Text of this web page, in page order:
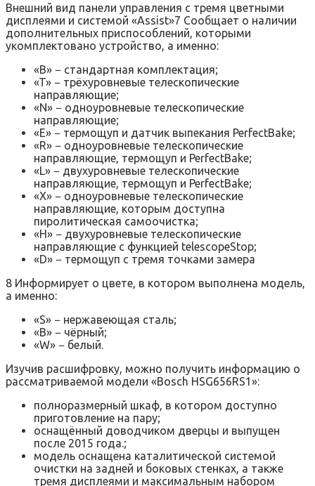
Внешний вид панели управления с тремя цветными
дисплеями и системой «Assist»7 Сообщает о наличии
дополнительных приспособлений, которыми
укомплектовано устройство, а именно:
«B» − стандартная комплектация;
«T» − трёхуровневые телескопические
направляющие;
«N» − одноуровневые телескопические
направляющие;
«E» − термощуп и датчик выпекания PerfectBake;
«R» − одноуровневые телескопические
направляющие, термощуп и PerfectBake;
«L» − двухуровневые телескопические
направляющие, термощуп и PerfectBake;
«X» − одноуровневые телескопические
направляющие, которым доступна
пиролитическая самоочистка;
«H» − двухуровневые телескопические
направляющие с функцией telescopeStop;
«D» − термощуп с тремя точками замера
8 Информирует о цвете, в котором выполнена модель,
а именно:
«S» − нержавеющая сталь;
«B» − чёрный;
«W» − белый.
Изучив расшифровку, можно получить информацию о
рассматриваемой модели «Bosch HSG656RS1»:
полноразмерный шкаф, в котором доступно
приготовление на пару;
оснащённый доводчиком дверцы и выпущен
после 2015 года.;
модель оснащена каталитической системой
очистки на задней и боковых стенках, а также
тремя дисплеями и максимальным набором